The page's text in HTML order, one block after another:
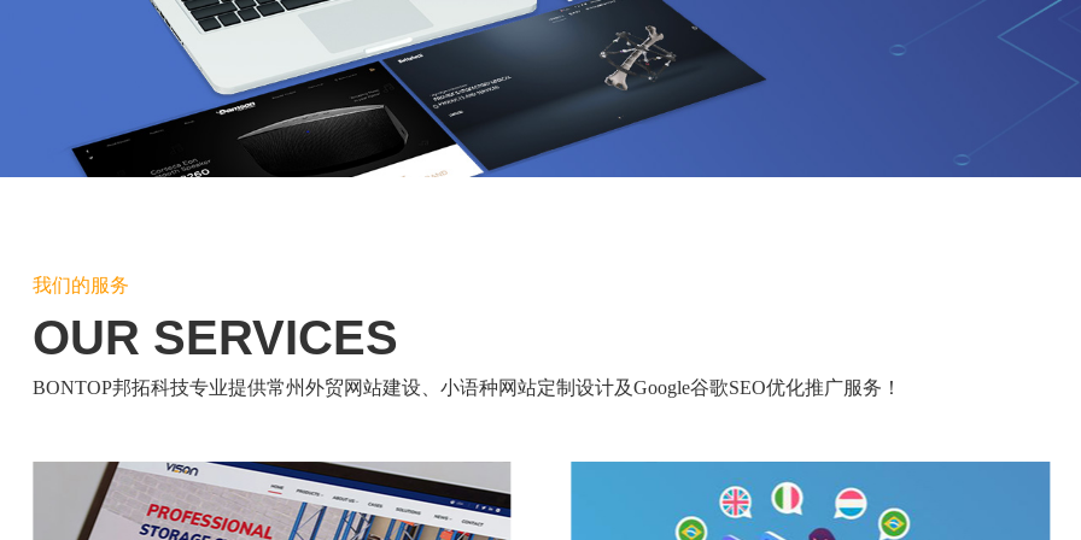
我们的服务
OUR SERVICES
BONTOP邦拓科技专业提供常州外贸网站建设、小语种网站定制设计及Google谷歌SEO优化推广服务！